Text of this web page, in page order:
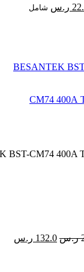
ر.س السعر
شامل
CM74 400A
BST-CM74 400A
ر.س السعر
132.0 ر.س